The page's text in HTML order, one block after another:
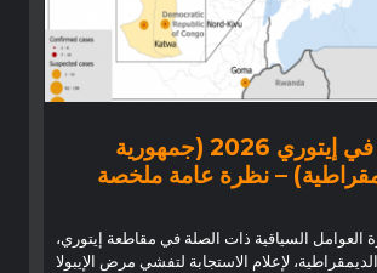
تفشي إيبولا في إيتوري 2026 (جمهورية
– نظرة عامة ملخصة
العوامل السياقية ذات الصلة في مقاطعة إيتوري،
لإعلام الاستجابة لتفشي مرض الإيبولا